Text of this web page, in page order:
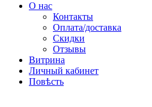
О нас
Контакты
Оплата/доставка
Скидки
Отзывы
Витрина
Личный кабинет
Повѣсть